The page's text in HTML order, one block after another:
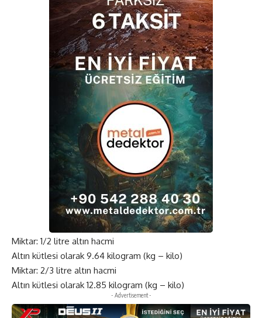
Miktar: 1/2 litre altın hacmi
Altın kütlesi olarak 9.64 kilogram (kg – kilo)
Miktar: 2/3 litre altın hacmi
Altın kütlesi olarak 12.85 kilogram (kg – kilo)
- Advertisement -